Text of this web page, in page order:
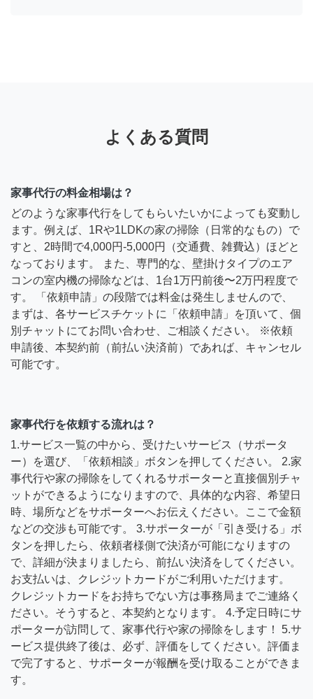
よくある質問
家事代行の料金相場は？
どのような家事代行をしてもらいたいかによっても変動し
ます。例えば、1Rや1LDKの家の掃除（日常的なもの）で
すと、2時間で4,000円-5,000円（交通費、雑費込）ほどと
なっております。 また、専門的な、壁掛けタイプのエア
コンの室内機の掃除などは、1台1万円前後〜2万円程度で
す。 「依頼申請」の段階では料金は発生しませんので、
まずは、各サービスチケットに「依頼申請」を頂いて、個
別チャットにてお問い合わせ、ご相談ください。 ※依頼
申請後、本契約前（前払い決済前）であれば、キャンセル
可能です。
家事代行を依頼する流れは？
1.サービス一覧の中から、受けたいサービス（サポータ
ー）を選び、「依頼相談」ボタンを押してください。 2.家
事代行や家の掃除をしてくれるサポーターと直接個別チャ
ットができるようになりますので、具体的な内容、希望日
時、場所などをサポーターへお伝えください。ここで金額
などの交渉も可能です。 3.サポーターが「引き受ける」ボ
タンを押したら、依頼者様側で決済が可能になりますの
で、詳細が決まりましたら、前払い決済をしてください。
お支払いは、クレジットカードがご利用いただけます。
クレジットカードをお持ちでない方は事務局までご連絡く
ださい。そうすると、本契約となります。 4.予定日時にサ
ポーターが訪問して、家事代行や家の掃除をします！ 5.サ
ービス提供終了後は、必ず、評価をしてください。評価ま
で完了すると、サポーターが報酬を受け取ることができま
す。